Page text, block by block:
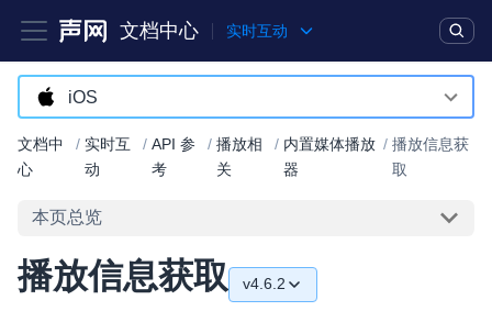
文档中心 实时互动
产品
实时互动基础能力
对话式 AI 引擎
音对话
iOS
Android
macOS
Web
文档中
心
/ 实时互
动
/ API 参
考
/ 播放相
关
/ 内置媒体播放
器
/ 播放信息获
取
本页总览
播放信息获取 v4.6.2